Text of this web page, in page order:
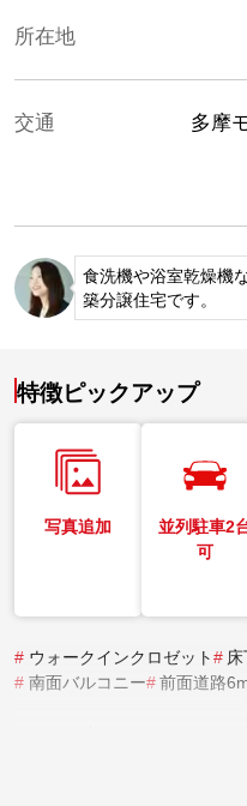
所在地
交通 多摩
食洗機や浴室乾燥機
築分譲住宅です。
特徴ピックアップ
写真追加
並列駐車2
可
# ウォークインクロゼット#
# 南面バルコニー# 前面道路